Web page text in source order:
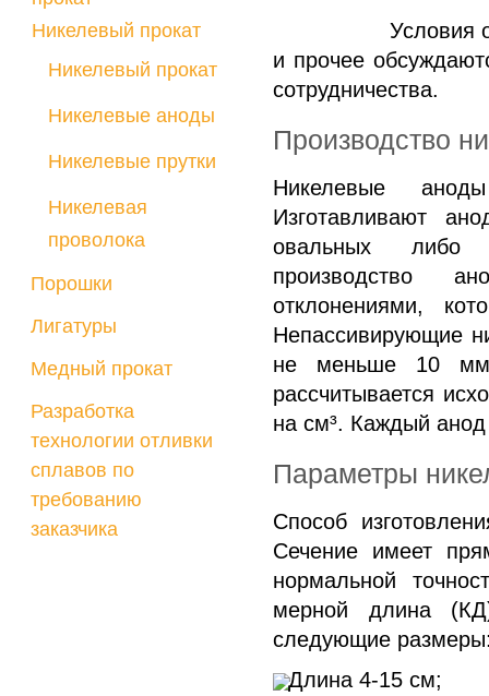
Никелевый прокат
Никелевый прокат
Никелевые аноды
Никелевые прутки
Никелевая
проволока
Порошки
Лигатуры
Медный прокат
Разработка
технологии отливки
сплавов по
требованию
заказчика
Порошки
Медный прокат
Разработка
заказчика
Условия
и прочее
сотрудничества.
Производство
Никелевые
Изготавливают
овальных либо
производство
отклонениями,
Непассивирующие
не меньше 10 мм.
рассчитывается
на см³. Каждый анод
Параметры
Способ
Сечение имеет
нормальной
мерной длина
следующие
Длина 4-15 см;